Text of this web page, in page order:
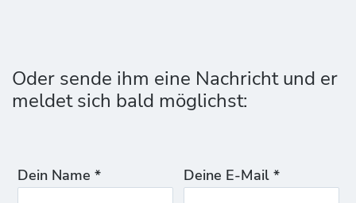
Oder sende ihm eine Nachricht und er
meldet sich bald möglichst:
Dein Name * Deine E-Mail *